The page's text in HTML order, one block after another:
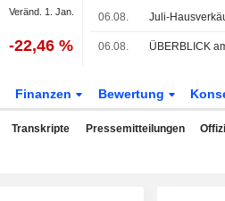
Veränd. 1. Jan.
-22,46 %
06.08.
06.08.
Finanzen Bewertung
Transkripte Pressemitteilungen